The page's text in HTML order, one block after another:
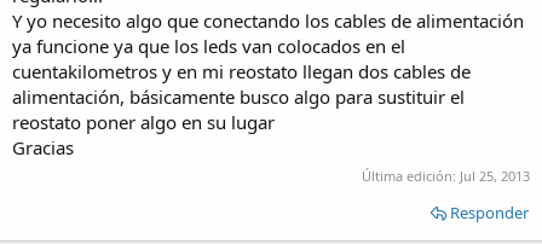
Y yo necesito algo que conectando los cables de alimentación
ya funcione ya que los leds van colocados en el
cuentakilometros y en mi reostato llegan dos cables de
alimentación, básicamente busco algo para sustituir el
reostato poner algo en su lugar
Gracias
Última edición: Jul 25, 2013
Responder